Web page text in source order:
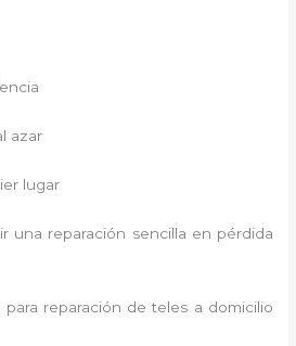
azar
lugar
una reparación sencilla en pérdida
reparación de teles a domicilio